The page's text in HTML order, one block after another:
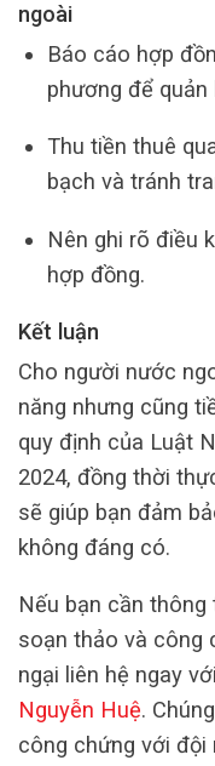
ngoài
Báo cáo hợp
phương để quản
Thu tiền thuê
bạch và tránh
Nên ghi rõ điều
hợp đồng.
Kết luận
Cho người nước
năng nhưng cũng
quy định của Luật
2024, đồng thời
sẽ giúp bạn đảm
không đáng có.
Nếu bạn cần
soạn thảo và công
ngại liên hệ ngay với
Nguyễn Huệ.
công chứng với đội